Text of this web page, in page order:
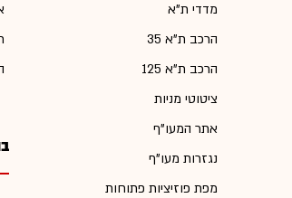
מדדי ת"א
הרכב ת"א 35
הרכב ת"א 125
ציטוטי מניות
אתר המעו"ף
נגזרות מעו"ף
מפת פוזיציות פתוחות